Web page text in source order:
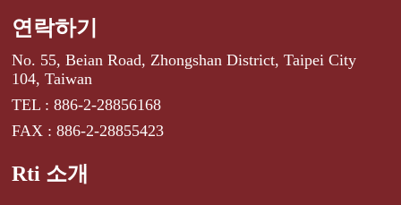
연락하기
No. 55, Beian Road, Zhongshan District, Taipei City
104, Taiwan
TEL : 886-2-28856168
FAX : 886-2-28855423
Rti 소개